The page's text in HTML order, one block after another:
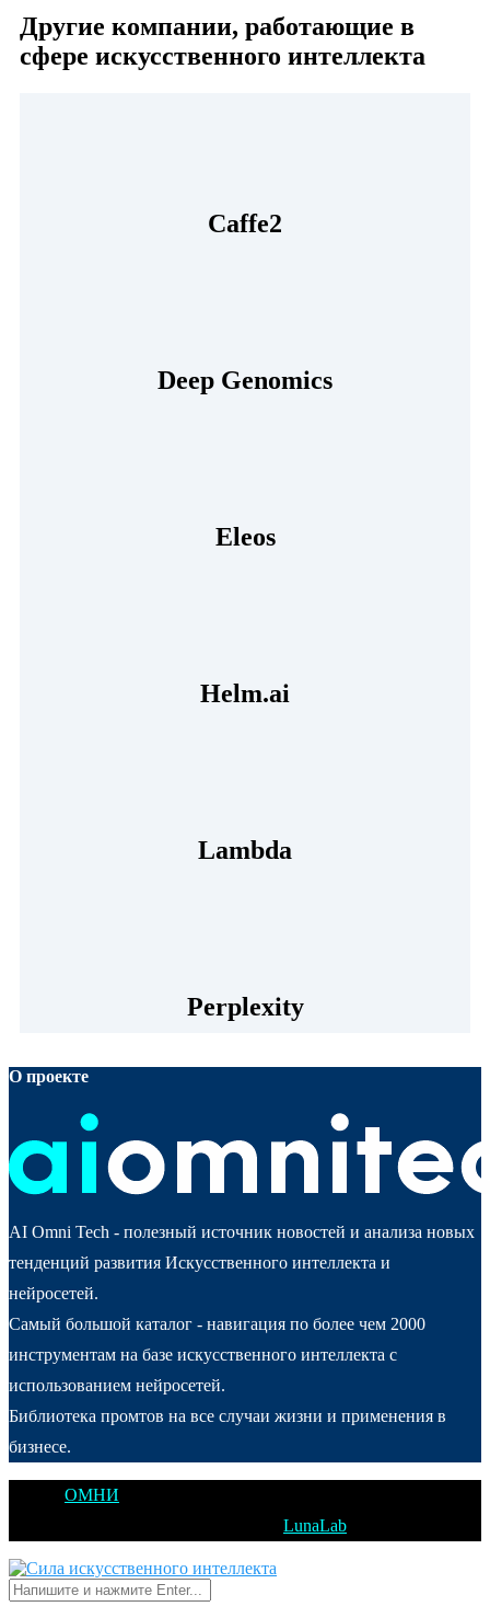
Другие компании, работающие в
сфере искусственного интеллекта
Caffe2
Deep Genomics
Eleos
Helm.ai
Lambda
Perplexity
О проекте
AI Omni Tech - полезный источник новостей и анализа новых
тенденций развития Искусственного интеллекта и
нейросетей.
Самый большой каталог - навигация по более чем 2000
инструментам на базе искусственного интеллекта с
использованием нейросетей.
Библиотека промтов на все случаи жизни и применения в
бизнесе.
ОМНИ
LunaLab